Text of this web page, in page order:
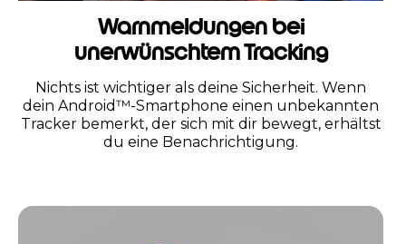
Warnmeldungen bei
unerwünschtem Tracking
Nichts ist wichtiger als deine Sicherheit. Wenn
dein Android™-Smartphone einen unbekannten
Tracker bemerkt, der sich mit dir bewegt, erhältst
du eine Benachrichtigung.